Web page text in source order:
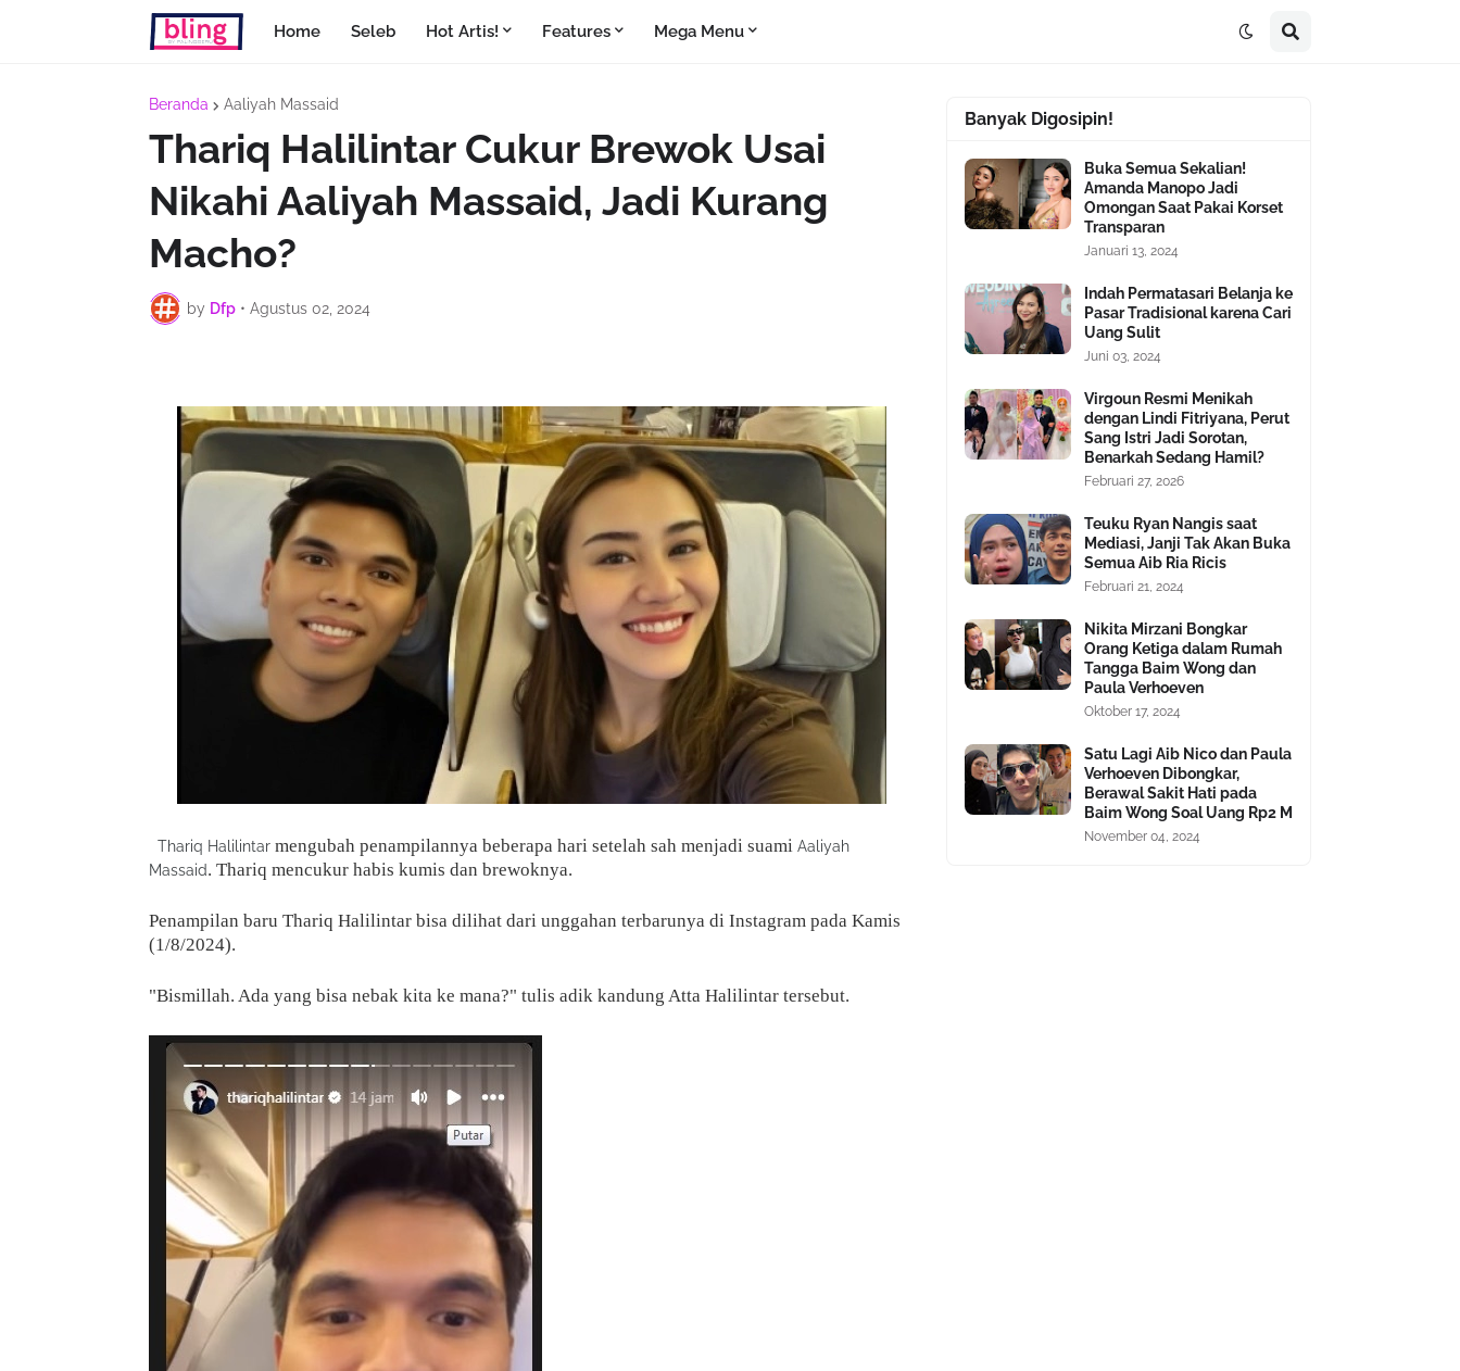
Home Seleb Hot Artis! Features Mega Menu
Beranda Aaliyah Massaid
Thariq Halilintar Cukur Brewok Usai
Nikahi Aaliyah Massaid, Jadi Kurang
Macho?
by Dfp • Agustus 02, 2024
Thariq Halilintar mengubah penampilannya beberapa hari setelah sah menjadi suami Aaliyah
Massaid. Thariq mencukur habis kumis dan brewoknya.
Penampilan baru Thariq Halilintar bisa dilihat dari unggahan terbarunya di Instagram pada Kamis
(1/8/2024).
"Bismillah. Ada yang bisa nebak kita ke mana?" tulis adik kandung Atta Halilintar tersebut.
Banyak Digosipin!
Buka Semua Sekalian!
Amanda Manopo Jadi
Omongan Saat Pakai Korset
Transparan
Januari 13, 2024
Indah Permatasari Belanja ke
Pasar Tradisional karena Cari
Uang Sulit
Juni 03, 2024
Virgoun Resmi Menikah
dengan Lindi Fitriyana, Perut
Sang Istri Jadi Sorotan,
Benarkah Sedang Hamil?
Februari 27, 2026
Teuku Ryan Nangis saat
Mediasi, Janji Tak Akan Buka
Semua Aib Ria Ricis
Februari 21, 2024
Nikita Mirzani Bongkar
Orang Ketiga dalam Rumah
Tangga Baim Wong dan
Paula Verhoeven
Oktober 17, 2024
Satu Lagi Aib Nico dan Paula
Verhoeven Dibongkar,
Berawal Sakit Hati pada
Baim Wong Soal Uang Rp2 M
November 04, 2024